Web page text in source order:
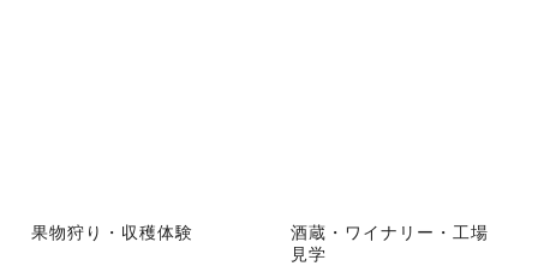
果物狩り・収穫体験
酒蔵・ワイナリー・工場
見学